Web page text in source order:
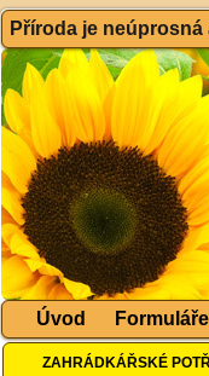
Příroda je
Úvod
ZAHRÁDKÁŘSKÉ